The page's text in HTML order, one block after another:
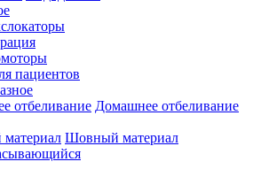
пациентов
Домашнее отбеливание
Шовный материал